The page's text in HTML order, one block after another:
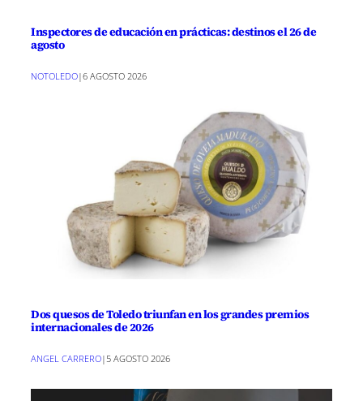
Inspectores de educación en prácticas: destinos el 26 de
agosto
NOTOLEDO|6 AGOSTO 2026
Dos quesos de Toledo triunfan en los grandes premios
internacionales de 2026
ANGEL CARRERO| 5 AGOSTO 2026